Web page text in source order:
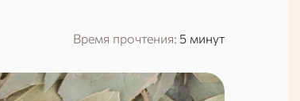
Время прочтения: 5 минут